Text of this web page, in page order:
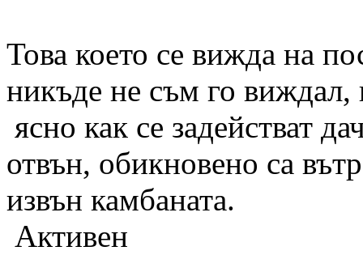
Това което се вижда на
никъде не съм го виждал,
ясно как се задействат
отвън, обикновено са
извън камбаната.
Активен